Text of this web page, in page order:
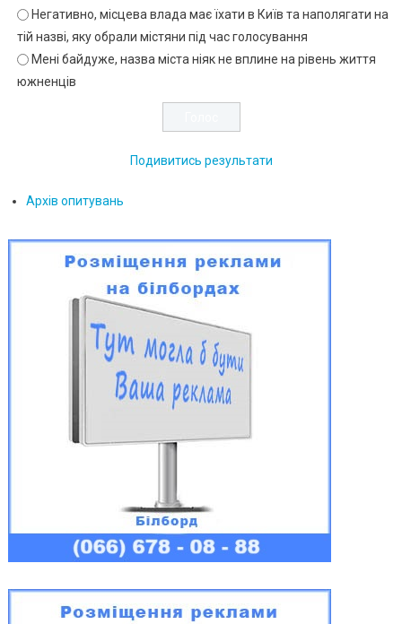
Негативно, місцева влада має їхати в Київ та наполягати на
тій назві, яку обрали містяни під час голосування
Мені байдуже, назва міста ніяк не вплине на рівень життя
южненців
Подивитись результати
Архів опитувань